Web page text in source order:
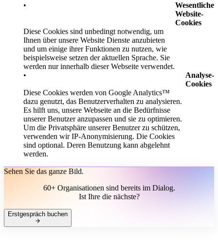
Wesentliche
Website-
Cookies
Diese Cookies sind unbedingt notwendig, um
Ihnen über unsere Website Dienste anzubieten
und um einige ihrer Funktionen zu nutzen, wie
beispielsweise setzen der aktuellen Sprache. Sie
werden nur innerhalb dieser Webseite verwendet.
Analyse-
Cookies
Diese Cookies werden von Google Analytics™
dazu genutzt, das Benutzerverhalten zu analysieren.
Es hilft uns, unsere Webseite an die Bedürfnisse
unserer Benutzer anzupassen und sie zu optimieren.
Um die Privatsphäre unserer Benutzer zu schützen,
verwenden wir IP-Anonymisierung. Die Cookies
sind optional. Deren Benutzung kann abgelehnt
werden.
Sehen Sie das ganze Bild.
60+ Organisationen sind bereits im Dialog.
Ist Ihre die nächste?
Erstgespräch buchen